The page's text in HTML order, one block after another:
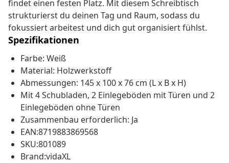
findet einen festen Platz. Mit diesem Schreibtisch
strukturierst du deinen Tag und Raum, sodass du
fokussiert arbeitest und dich gut organisiert fühlst.
Spezifikationen
Farbe: Weiß
Material: Holzwerkstoff
Abmessungen: 145 x 100 x 76 cm (L x B x H)
Mit 4 Schubladen, 2 Einlegeböden mit Türen und 2
Einlegeböden ohne Türen
Zusammenbau erforderlich: Ja
EAN:8719883869568
SKU:801089
Brand:vidaXL